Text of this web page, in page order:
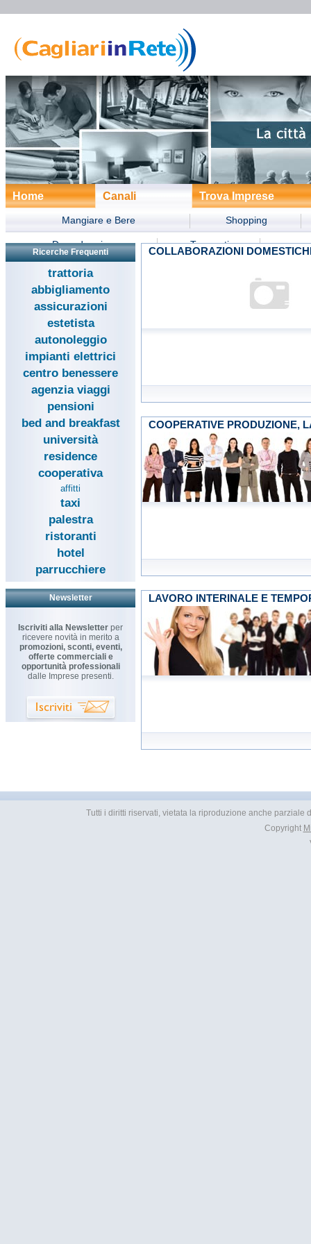
Home Canali Trova Imprese
Mangiare e Bere Shopping
Dove dormire Trasporti
Divertimento
Ricerche Frequenti
trattoria
abbigliamento
assicurazioni
estetista
autonoleggio
impianti elettrici
centro benessere
agenzia viaggi
pensioni
bed and breakfast
università
residence
cooperativa
affitti
taxi
palestra
ristoranti
hotel
parrucchiere
Newsletter
Iscriviti alla Newsletter per
ricevere novità in merito a
promozioni, sconti, eventi,
offerte commerciali e
opportunità professionali
dalle Imprese presenti.
COLLABORAZIONI
COOPERATIVE PRODUZIONE,
LAVORO INTERINALE E
Tutti i diritti riservati, vietata la riproduzione anche
Copyright